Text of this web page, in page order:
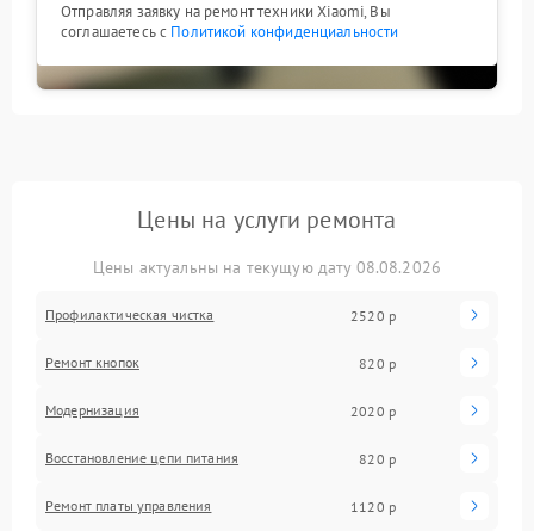
Отправляя заявку на ремонт техники Xiaomi, Вы
соглашаетесь с Политикой конфиденциальности
Цены на услуги ремонта
Цены актуальны на текущую дату 08.08.2026
Профилактическая чистка 2520 р
Ремонт кнопок 820 р
Модернизация 2020 р
Восстановление цепи питания 820 р
Ремонт платы управления 1120 р